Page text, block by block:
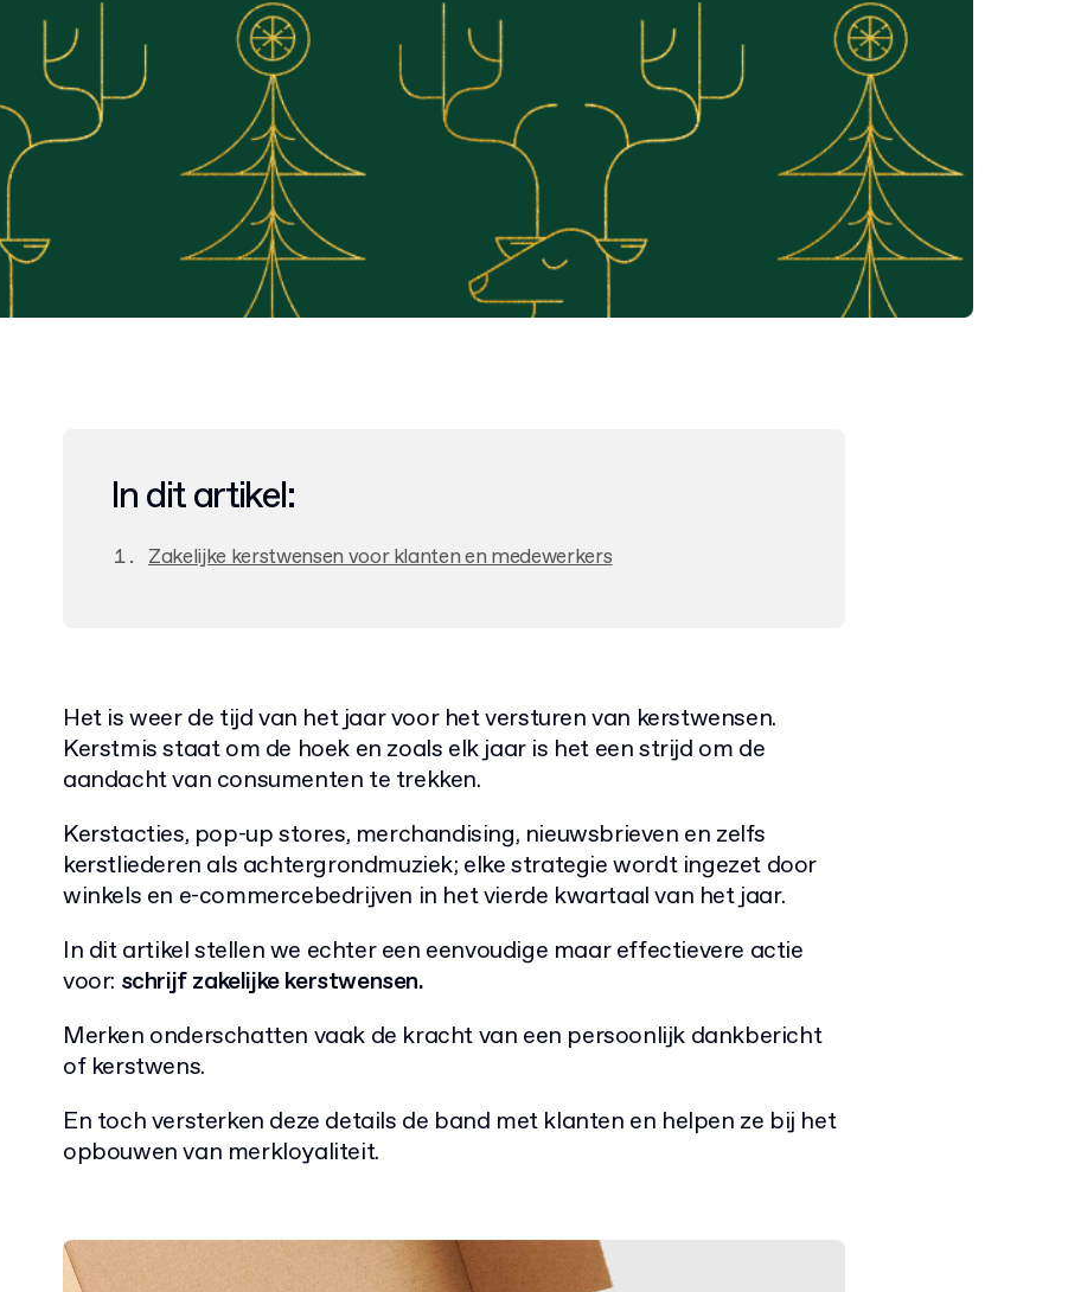
In dit artikel:
Zakelijke kerstwensen voor klanten en medewerkers
Het is weer de tijd van het jaar voor het versturen van kerstwensen.
Kerstmis staat om de hoek en zoals elk jaar is het een strijd om de
aandacht van consumenten te trekken.
Kerstacties, pop-up stores, merchandising, nieuwsbrieven en zelfs
kerstliederen als achtergrondmuziek; elke strategie wordt ingezet door
winkels en e-commercebedrijven in het vierde kwartaal van het jaar.
In dit artikel stellen we echter een eenvoudige maar effectievere actie
voor: schrijf zakelijke kerstwensen.
Merken onderschatten vaak de kracht van een persoonlijk dankbericht
of kerstwens.
En toch versterken deze details de band met klanten en helpen ze bij het
opbouwen van merkloyaliteit.